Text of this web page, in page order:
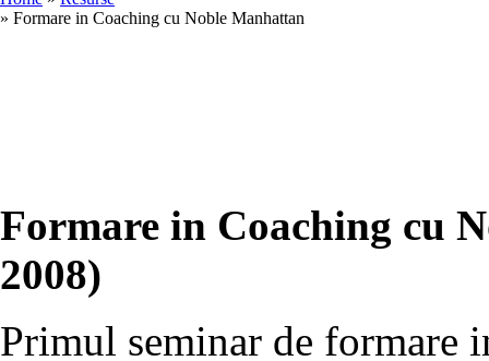
» Formare in Coaching cu Noble Manhattan
Formare in Coaching cu
2008)
Primul seminar de formare